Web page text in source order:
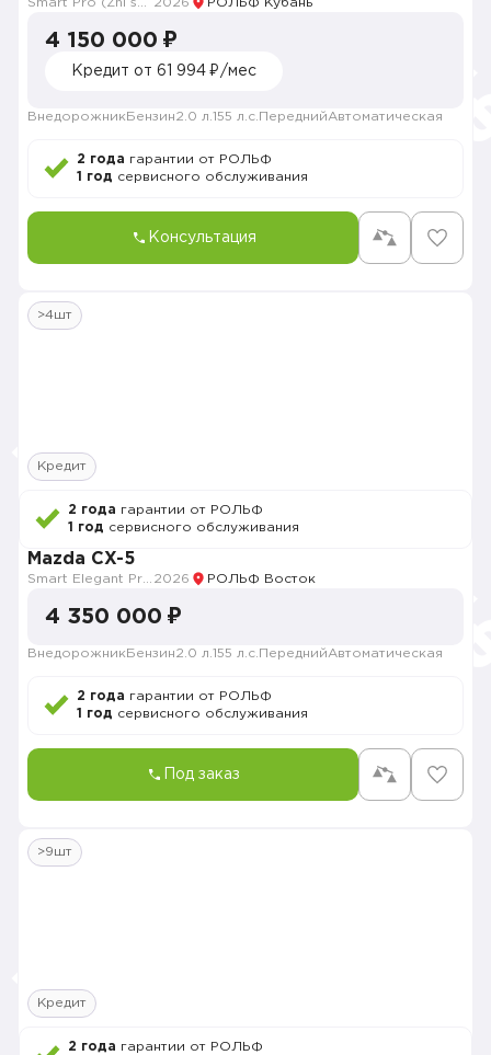
2026 РОЛЬФ Кубань
4 150 000 ₽
Кредит от 61 994 ₽/мес
Внедорожник Бензин2.0 л. 155 л.с. ПереднийАвтоматическая
2 года гарантии от РОЛЬФ
1 год сервисного обслуживания
Консультация
>4шт
Кредит
2 года гарантии от РОЛЬФ
1 год сервисного обслуживания
Mazda CX-5
2026 РОЛЬФ Восток
4 350 000 ₽
Внедорожник Бензин2.0 л. 155 л.с. ПереднийАвтоматическая
2 года гарантии от РОЛЬФ
1 год сервисного обслуживания
Под заказ
>9шт
Кредит
2 года гарантии от РОЛЬФ